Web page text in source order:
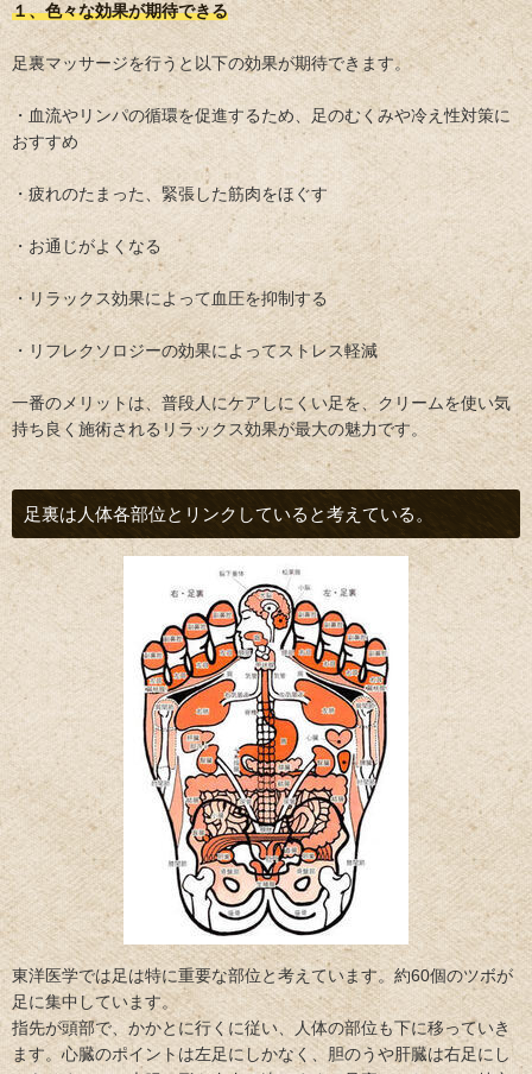
１、色々な効果が期待できる
足裏マッサージを行うと以下の効果が期待できます。
・血流やリンパの循環を促進するため、足のむくみや冷え性対策に
おすすめ
・疲れのたまった、緊張した筋肉をほぐす
・お通じがよくなる
・リラックス効果によって血圧を抑制する
・リフレクソロジーの効果によってストレス軽減
一番のメリットは、普段人にケアしにくい足を、クリームを使い気
持ち良く施術されるリラックス効果が最大の魅力です。
足裏は人体各部位とリンクしていると考えている。
東洋医学では足は特に重要な部位と考えています。約60個のツボが
足に集中しています。
指先が頭部で、かかとに行くに従い、人体の部位も下に移っていき
ます。心臓のポイントは左足にしかなく、胆のうや肝臓は右足にし